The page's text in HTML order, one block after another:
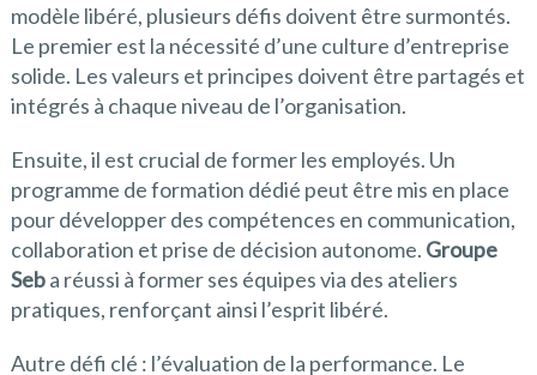
modèle libéré, plusieurs défis doivent être surmontés.
Le premier est la nécessité d’une culture d’entreprise
solide. Les valeurs et principes doivent être partagés et
intégrés à chaque niveau de l’organisation.
Ensuite, il est crucial de former les employés. Un
programme de formation dédié peut être mis en place
pour développer des compétences en communication,
collaboration et prise de décision autonome. Groupe
Seba réussi à former ses équipes via des ateliers
pratiques, renforçant ainsi l’esprit libéré.
Autre défi clé : l’évaluation de la performance. Le